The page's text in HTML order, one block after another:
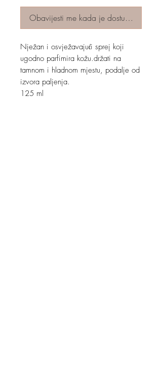
Obavijesti me kada je dostupno
Nježan i osvježavajući sprej koji
ugodno parfimira kožu.držati na
tamnom i hladnom mjestu, podalje od
izvora paljenja.
125 ml